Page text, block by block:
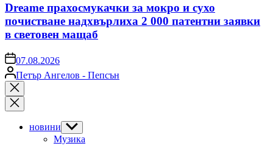
Dreame прахосмукачки за мокро и сухо
почистване надхвърлиха 2 000 патентни заявки
в световен мащаб
on07.08.2026
Posted
by
Петър Ангелов - Пепсън
Close
search
новини Show
sub
Музика